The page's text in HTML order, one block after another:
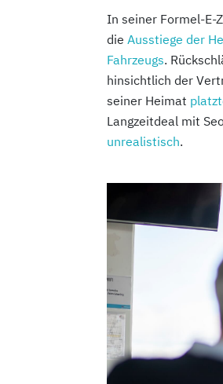
In seiner Formel-E-
die Ausstiege der
Fahrzeugs.
hinsichtlich der
seiner Heimat
Langzeitdeal mit
unrealistisch.